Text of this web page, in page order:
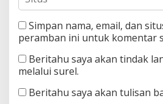
Simpan nama, email, dan
peramban ini untuk komentar
Beritahu saya akan tindak
melalui surel.
Beritahu saya akan tulisan